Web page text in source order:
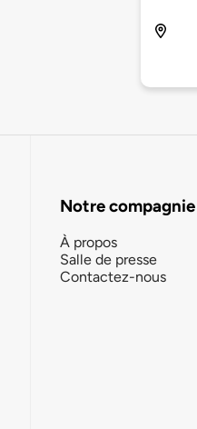
Notre compagnie
À propos
Salle de presse
Contactez-nous